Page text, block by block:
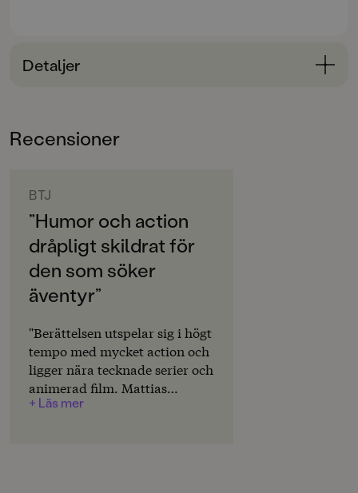
stoppa monstret?
Detaljer
6-9
Svenska
SPRÅK
Svenska
SERIE
Pozzis Pizza Express
PUBLICERINGSDATUM
2026-05-08
LÄSORDNING
Recensioner
BTJ
”Humor och action
dråpligt skildrat för
den som söker
äventyr”
"Berättelsen utspelar sig i högt
tempo med mycket action och
ligger nära tecknade serier och
animerad film. Mattias
Anderssons bilder i fyrfärg
+ Läs mer